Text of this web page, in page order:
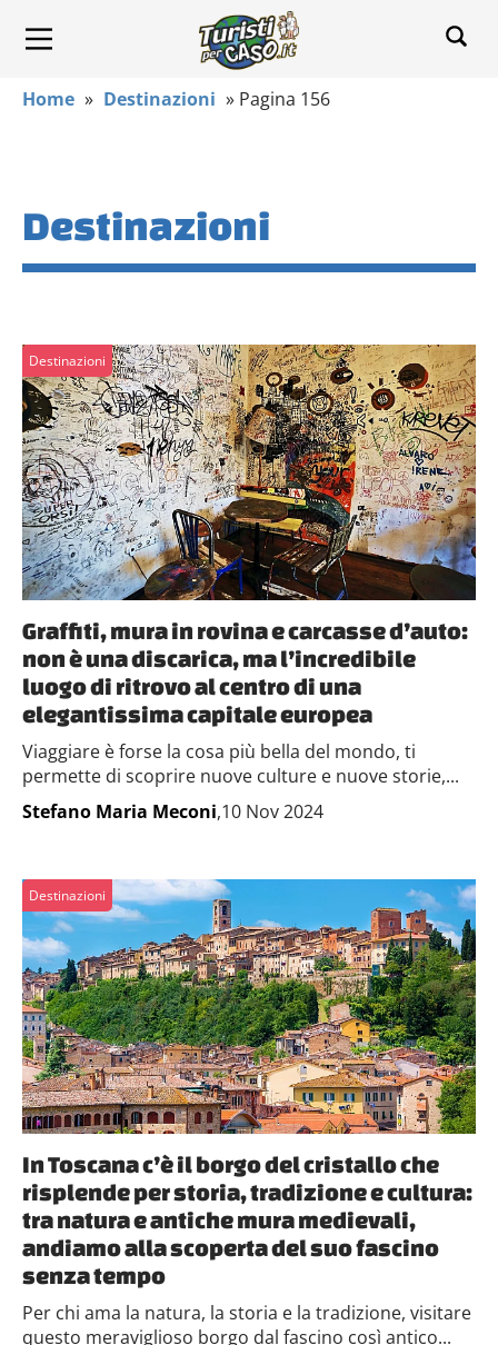
Home » Destinazioni » Pagina 156
Destinazioni
Destinazioni
Graffiti, mura in rovina e carcasse d’auto:
non è una discarica, ma l’incredibile
luogo di ritrovo al centro di una
elegantissima capitale europea
Viaggiare è forse la cosa più bella del mondo, ti
permette di scoprire nuove culture e nuove storie,...
Stefano Maria Meconi,10 Nov 2024
Destinazioni
In Toscana c’è il borgo del cristallo che
risplende per storia, tradizione e cultura:
tra natura e antiche mura medievali,
andiamo alla scoperta del suo fascino
senza tempo
Per chi ama la natura, la storia e la tradizione, visitare
questo meraviglioso borgo dal fascino così antico...